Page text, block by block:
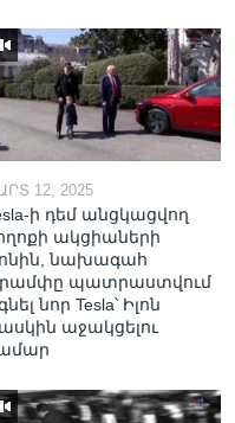
12, 2025
ի դեմ անցկացվող
ակցիաների
նախագահ
պատրաստվում
նոր Tesla՝ Իլոն
աջակցելու